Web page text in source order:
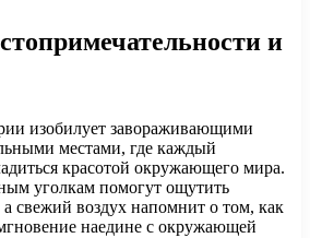
и
изобилует завораживающими
местами, где каждый
красотой окружающего мира.
уголкам помогут ощутить
свежий воздух напомнит о том, как
наедине с окружающей